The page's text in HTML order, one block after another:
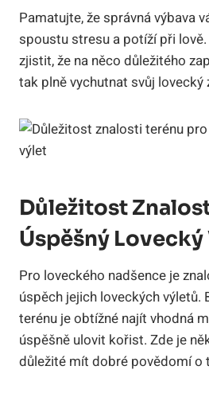
Pamatujte, že správná výbava
spoustu stresu a potíží při
zjistit, že na něco důležitého
tak plně vychutnat svůj lovecký
Důležitost
Úspěšný
Pro loveckého nadšence je
úspěch jejich loveckých výletů.
terénu je obtížné najít vhodná
úspěšně ulovit kořist. Zde je
důležité mít dobré povědomí o